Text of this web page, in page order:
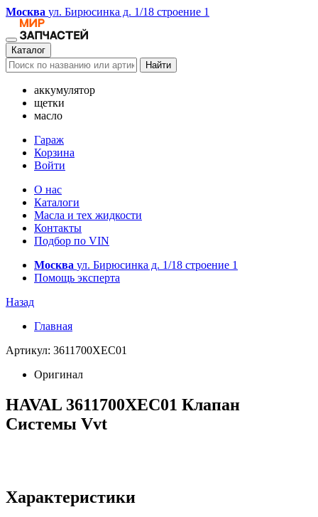
Москва ул. Бирюсинка д. 1/18 строение 1
Каталог
Найти
аккумулятор
щетки
масло
Гараж
Корзина
Войти
О нас
Каталоги
Масла и тех жидкости
Контакты
Подбор по VIN
Москва ул. Бирюсинка д. 1/18 строение 1
Помощь эксперта
Назад
Главная
Артикул: 3611700XEC01
Оригинал
HAVAL 3611700XEC01 Клапан
Системы Vvt
Характеристики